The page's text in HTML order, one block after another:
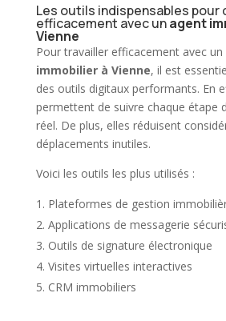
Les outils indispensables pour
efficacement avec unagent
Vienne
Pour travailler efficacement avec un
immobilier à Vienne, il est
des outils digitaux performants. En
permettent de suivre chaque étape
réel. De plus, elles réduisent
déplacements inutiles.
Voici les outils les plus utilisés :
Plateformes de gestion
Applications de messagerie
Outils de signature électronique
Visites virtuelles interactives
CRM immobiliers